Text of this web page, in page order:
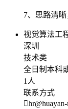
7、思路清
视觉算法工
深圳
技术类
全日制本科
1人
联系方式